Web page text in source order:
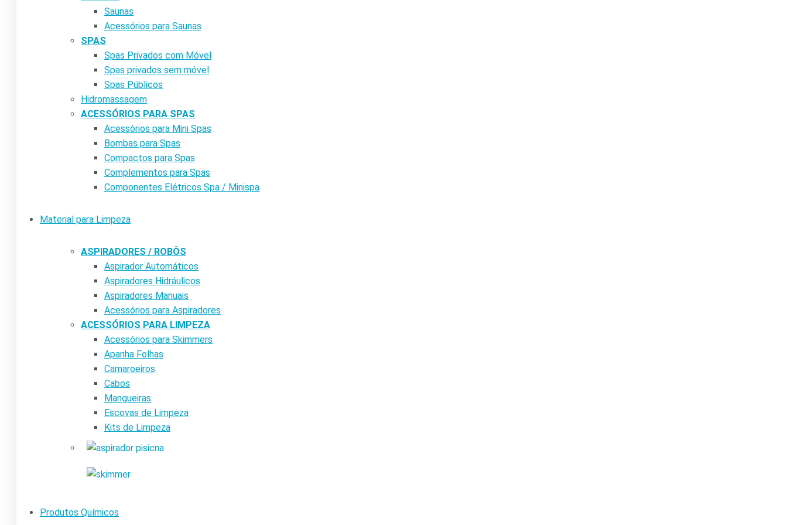
Saunas
Acessórios para Saunas
SPAS
Spas Privados com Móvel
Spas privados sem móvel
Spas Públicos
Hidromassagem
ACESSÓRIOS PARA SPAS
Acessórios para Mini Spas
Bombas para Spas
Compactos para Spas
Complementos para Spas
Componentes Elétricos Spa / Minispa
Material para Limpeza
ASPIRADORES / ROBÔS
Aspirador Automáticos
Aspiradores Hidráulicos
Aspiradores Manuais
Acessórios para Aspiradores
ACESSÓRIOS PARA LIMPEZA
Acessórios para Skimmers
Apanha Folhas
Camaroeiros
Cabos
Mangueiras
Escovas de Limpeza
Kits de Limpeza
Produtos Químicos